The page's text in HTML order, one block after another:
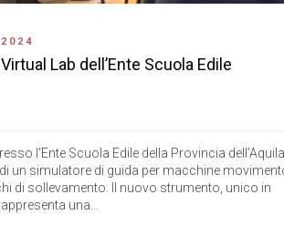
Lab dell’Ente Scuola Edile
l'Ente Scuola Edile della Provincia
un simulatore di guida per macchine
di sollevamento. Il nuovo strumento, unico in
una...